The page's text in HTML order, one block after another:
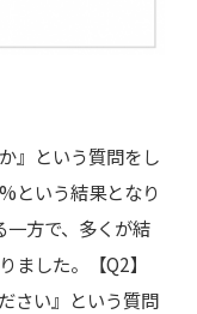
』という質問をし
という結果となり
一方で、多くが結
ました。【Q2】
さい』という質問